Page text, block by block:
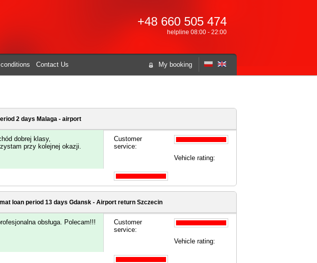
+48 660 505 474
helpline 08:00 - 22:00
My booking
Contact Us
2 days Malaga - airport
dobrej klasy,
przy kolejnej okazji.
Customer
service:
Vehicle rating:
loan period 13 days Gdansk - Airport return Szczecin
obsługa. Polecam!!!
Customer
service:
Vehicle rating: